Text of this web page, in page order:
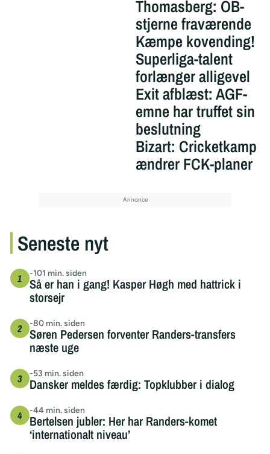
Thomasberg: OB-
stjerne fraværende
Kæmpe kovending!
Superliga-talent
forlænger alligevel
Exit afblæst: AGF-
emne har truffet sin
beslutning
Bizart: Cricketkamp
ændrer FCK-planer
Seneste nyt
-101 min. siden
Så er han i gang! Kasper Høgh med hattrick i
storsejr
-80 min. siden
Søren Pedersen forventer Randers-transfers
næste uge
-53 min. siden
Dansker meldes færdig: Topklubber i dialog
-44 min. siden
Bertelsen jubler: Her har Randers-komet
‘internationalt niveau’